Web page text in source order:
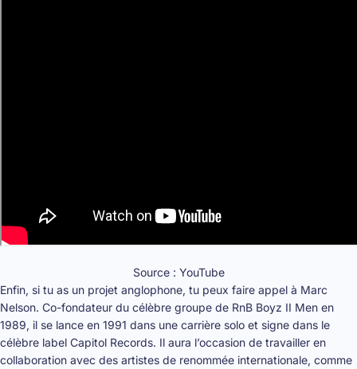
Source : YouTube
Enfin, si tu as un projet anglophone, tu peux faire appel à Marc
Nelson. Co-fondateur du célèbre groupe de RnB Boyz II Men en
1989, il se lance en 1991 dans une carrière solo et signe dans le
célèbre label Capitol Records. Il aura l’occasion de travailler en
collaboration avec des artistes de renommée internationale, comme